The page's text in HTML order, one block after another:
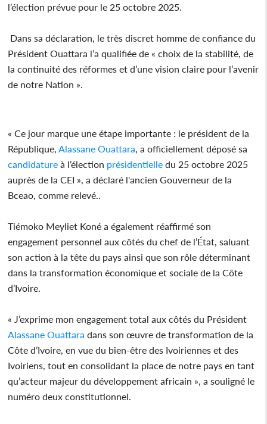
l’élection prévue pour le 25 octobre 2025.
Dans sa déclaration, le très discret homme de confiance du
Président Ouattara l’a qualifiée de « choix de la stabilité, de
la continuité des réformes et d’une vision claire pour l’avenir
de notre Nation ».
« Ce jour marque une étape importante : le président de la
République,Alassane Ouattara, a officiellement déposé sa
candidature à l’élection présidentielle du 25 octobre 2025
auprès de la CEI », a déclaré l'ancien Gouverneur de la
Bceao, comme relevé..
Tiémoko Meyliet Koné a également réaffirmé son
engagement personnel aux côtés du chef de l’État, saluant
son action à la tête du pays ainsi que son rôle déterminant
dans la transformation économique et sociale de la Côte
d’Ivoire.
« J’exprime mon engagement total aux côtés du Président
Alassane Ouattara dans son œuvre de transformation de la
Côte d’Ivoire, en vue du bien-être des Ivoiriennes et des
Ivoiriens, tout en consolidant la place de notre pays en tant
qu’acteur majeur du développement africain », a souligné le
numéro deux constitutionnel.